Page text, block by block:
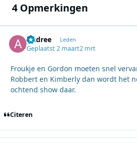
4 Opmerkingen
Andree Leden
Geplaatst2 maart2 mrt
Froukje en Gordon moeten snel
Robbert en Kimberly dan wordt het
ochtend show daar.
Citeren